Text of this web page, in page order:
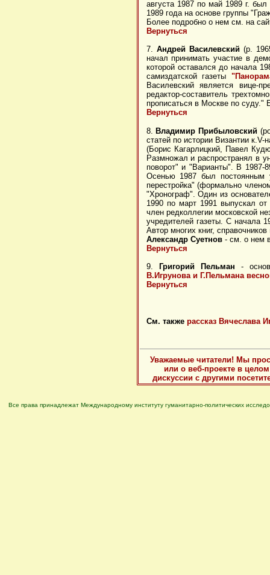
августа 1987 по май 1989 г.
1989 года на основе группы
Более подробно о нем см. на
Вернуться
7. Андрей Василевский(р.
начал принимать участие в
которой оставался до начала
самиздатской газеты
Василевский является
редактор-составитель
прописаться в Москве по
Вернуться
8.Владимир Прибыловский
статей по истории Византии
(Борис Кагарлицкий, Павел
Размножал и распространял в
поворот" и "Варианты". В
Осенью 1987 был постоянным
перестройка" (формально
"Хронограф". Один из
1990 по март 1991 выпускал
член редколлегии московской
учредителей газеты. С начала
Автор многих книг,
Александр Суетнов- см. о нем в
Вернуться
9. Григорий Пельман -
В.Игрунова и Г.Пельмана
Вернуться
См. также рассказ Вячеслава
Уважаемые читатели! Мы
или о веб-проекте в
дискуссии с другими
Все права принадлежат Международному институту гуманитарно-политических